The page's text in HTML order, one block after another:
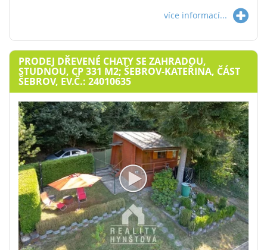
více informací...
PRODEJ DŘEVENÉ CHATY SE ZAHRADOU,
STUDNOU, CP 331 M2; ŠEBROV-KATEŘINA, ČÁST
ŠEBROV, EV.Č.: 24010635